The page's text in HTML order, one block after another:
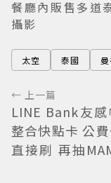
餐廳內販售多道
攝影
太空 泰國
← 上一篇
LINE Bank友感
整合快點卡 公
直接刷 再抽